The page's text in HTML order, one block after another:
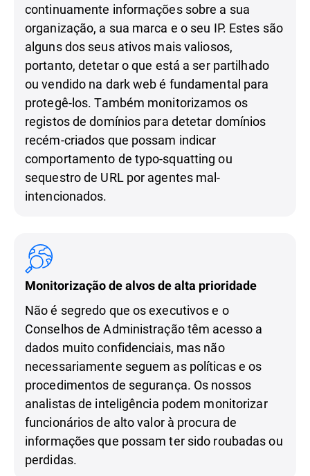
continuamente informações sobre a sua
organização, a sua marca e o seu IP. Estes são
alguns dos seus ativos mais valiosos,
portanto, detetar o que está a ser partilhado
ou vendido na dark web é fundamental para
protegê-los. Também monitorizamos os
registos de domínios para detetar domínios
recém-criados que possam indicar
comportamento de typo-squatting ou
sequestro de URL por agentes mal-
intencionados.
Monitorização de alvos de alta prioridade
Não é segredo que os executivos e o
Conselhos de Administração têm acesso a
dados muito confidenciais, mas não
necessariamente seguem as políticas e os
procedimentos de segurança. Os nossos
analistas de inteligência podem monitorizar
funcionários de alto valor à procura de
informações que possam ter sido roubadas ou
perdidas.